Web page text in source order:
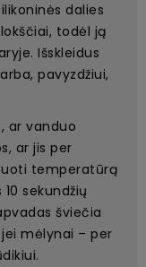
dalies
todėl ją
Išskleidus
pavyzdžiui,
ar vanduo
ar jis per
temperatūrą
sekundžių
šviečia
mėlynai – per